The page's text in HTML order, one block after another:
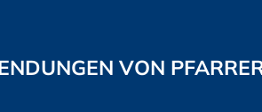
VON